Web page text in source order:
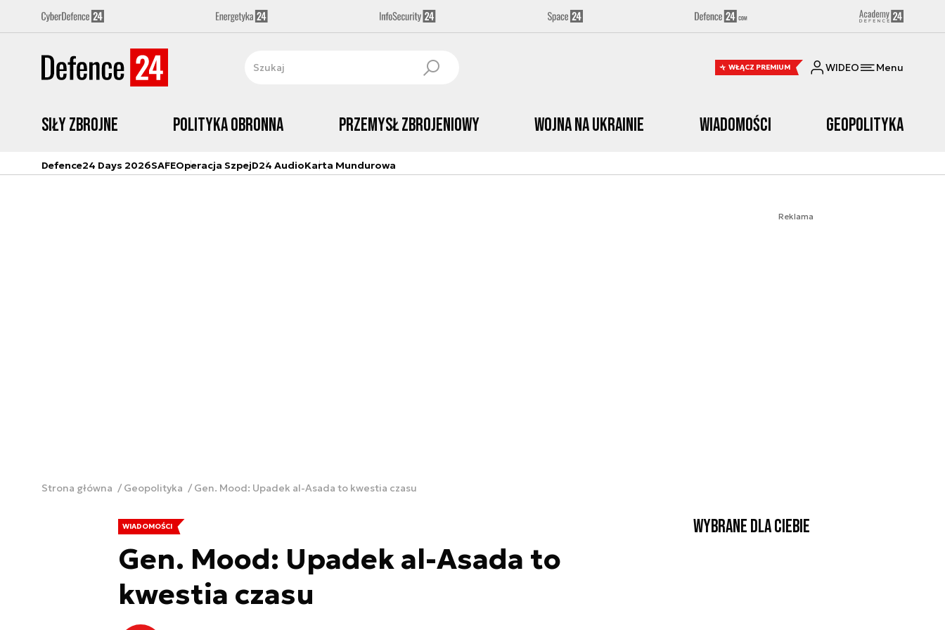
WŁĄCZ PREMIUM WIDEO Menu
Siły zbrojne Polityka obronna Przemysł Zbrojeniowy Wojna na Ukrainie Wiadomości Geopolityka
Defence24 Days 2026SAFEOperacja SzpejD24 AudioKarta Mundurowa
Reklama
Strona główna Geopolityka Gen. Mood: Upadek al-Asada to kwestia czasu
WIADOMOŚCI
Gen. Mood: Upadek al-Asada to
kwestia czasu
Wybrane dla Ciebie